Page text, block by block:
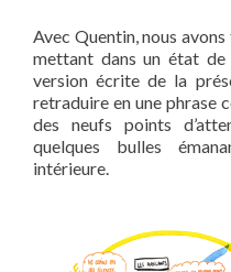
Avec Quentin, nous
mettant dans un état
version écrite de la
retraduire en une phrase
des neufs points
quelques bulles
intérieure.